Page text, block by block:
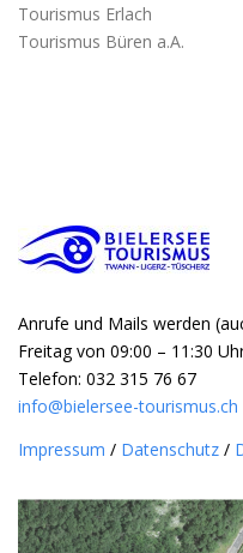
Tourismus Erlach
Tourismus Büren a.A.
Anrufe und Mails werden
Freitag von 09:00 – 11:30
Telefon: 032 315 76 67
info@bielersee-tourismus.ch
Impressum / Datenschutz /